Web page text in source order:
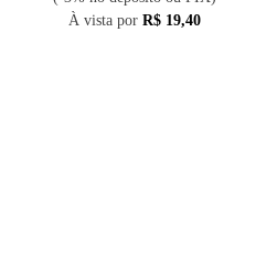
À vista por R$ 19,40